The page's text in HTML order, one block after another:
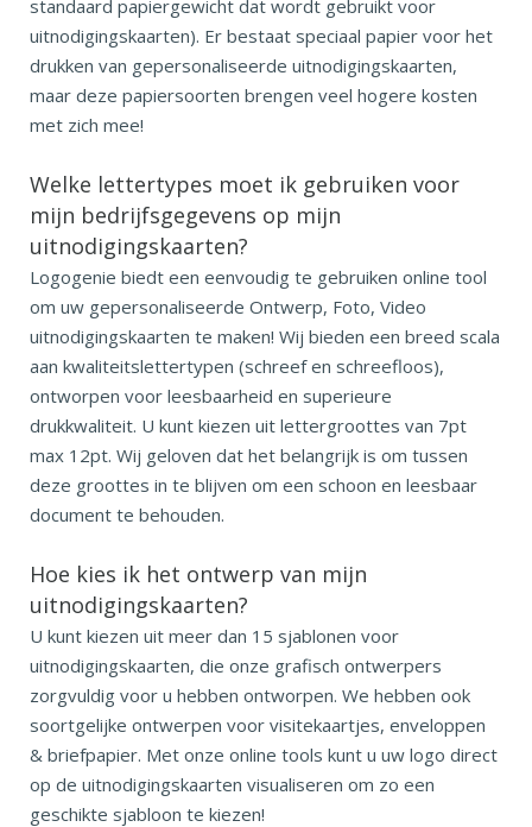
standaard papiergewicht dat wordt gebruikt voor
uitnodigingskaarten). Er bestaat speciaal papier voor het
drukken van gepersonaliseerde uitnodigingskaarten,
maar deze papiersoorten brengen veel hogere kosten
met zich mee!
Welke lettertypes moet ik gebruiken voor
mijn bedrijfsgegevens op mijn
uitnodigingskaarten?
Logogenie biedt een eenvoudig te gebruiken online tool
om uw gepersonaliseerde Ontwerp, Foto, Video
uitnodigingskaarten te maken! Wij bieden een breed scala
aan kwaliteitslettertypen (schreef en schreefloos),
ontworpen voor leesbaarheid en superieure
drukkwaliteit. U kunt kiezen uit lettergroottes van 7pt
max 12pt. Wij geloven dat het belangrijk is om tussen
deze groottes in te blijven om een schoon en leesbaar
document te behouden.
Hoe kies ik het ontwerp van mijn
uitnodigingskaarten?
U kunt kiezen uit meer dan 15 sjablonen voor
uitnodigingskaarten, die onze grafisch ontwerpers
zorgvuldig voor u hebben ontworpen. We hebben ook
soortgelijke ontwerpen voor visitekaartjes, enveloppen
& briefpapier. Met onze online tools kunt u uw logo direct
op de uitnodigingskaarten visualiseren om zo een
geschikte sjabloon te kiezen!